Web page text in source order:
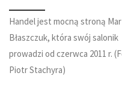
Handel jest mocną stroną
Błaszczuk, która swój salonik
prowadzi od czerwca 2011 r.
Piotr Stachyra)